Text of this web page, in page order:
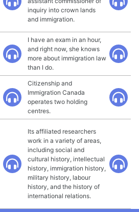
inquiry into crown lands
and immigration.
I have an exam in an hour,
and right now, she knows
more about immigration law
than I do.
Citizenship and
Immigration Canada
operates two holding
centres.
Its affiliated researchers
work in a variety of areas,
including social and
cultural history, intellectual
history, immigration history,
military history, labour
history, and the history of
international relations.